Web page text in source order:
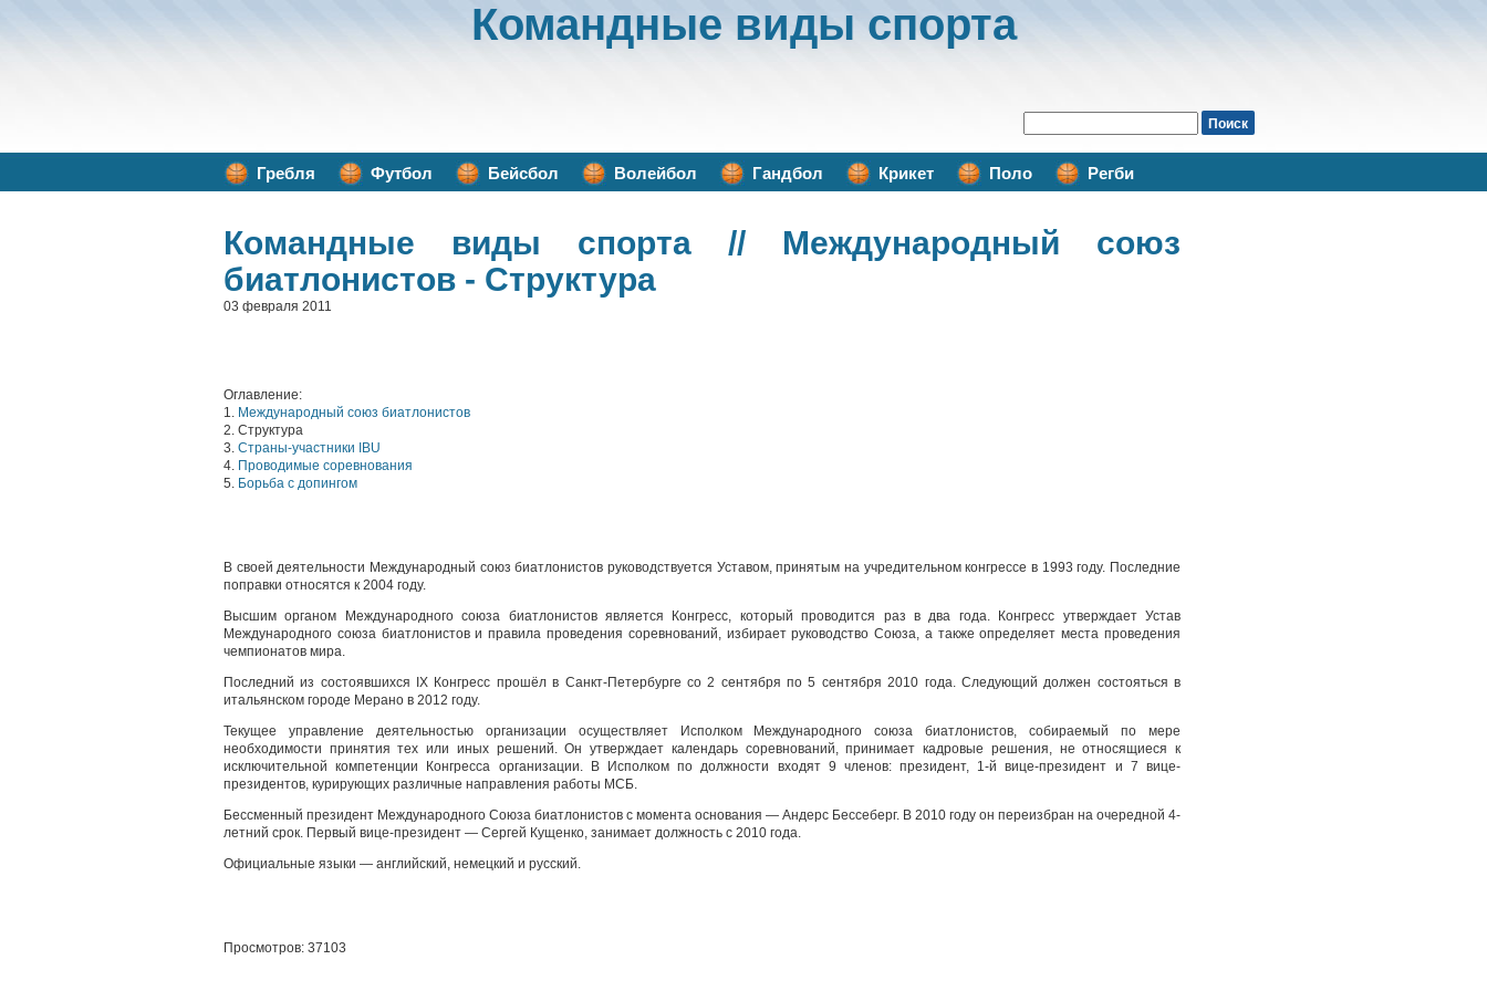
Командные виды спорта
Гребля Футбол Бейсбол Волейбол Гандбол Крикет Поло Регби
Командные виды спорта // Международный союз
биатлонистов - Структура
03 февраля 2011
Оглавление:
1. Международный союз биатлонистов
2. Структура
3. Страны-участники IBU
4. Проводимые соревнования
5. Борьба с допингом
В своей деятельности Международный союз биатлонистов руководствуется Уставом, принятым на учредительном конгрессе в 1993 году. Последние
поправки относятся к 2004 году.
Высшим органом Международного союза биатлонистов является Конгресс, который проводится раз в два года. Конгресс утверждает Устав
Международного союза биатлонистов и правила проведения соревнований, избирает руководство Союза, а также определяет места проведения
чемпионатов мира.
Последний из состоявшихся IX Конгресс прошёл в Санкт-Петербурге со 2 сентября по 5 сентября 2010 года. Следующий должен состояться в
итальянском городе Мерано в 2012 году.
Текущее управление деятельностью организации осуществляет Исполком Международного союза биатлонистов, собираемый по мере
необходимости принятия тех или иных решений. Он утверждает календарь соревнований, принимает кадровые решения, не относящиеся к
исключительной компетенции Конгресса организации. В Исполком по должности входят 9 членов: президент, 1-й вице-президент и 7 вице-
президентов, курирующих различные направления работы МСБ.
Бессменный президент Международного Союза биатлонистов с момента основания — Андерс Бессеберг. В 2010 году он переизбран на очередной 4-
летний срок. Первый вице-президент — Сергей Кущенко, занимает должность с 2010 года.
Официальные языки — английский, немецкий и русский.
Просмотров: 37103